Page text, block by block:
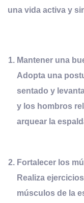
una vida activa y
Mantener una b
Adopta una
sentado y
y los hombros
arquear la
Fortalecer los m
Realiza
músculos de la